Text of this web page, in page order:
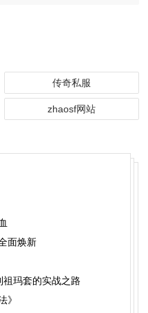
传奇私服
zhaosf网站
面焕新
玛套的实战之路
》